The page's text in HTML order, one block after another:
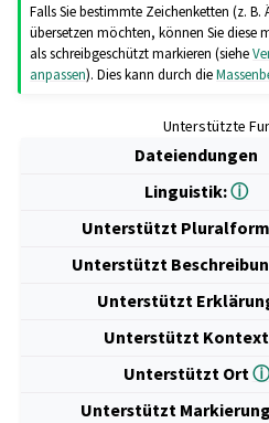
Falls Sie bestimmte Zeichenketten (z.
übersetzen möchten, können Sie diese
als schreibgeschützt markieren (siehe
anpassen). Dies kann durch die
Unterstützte
Dateiendungen
Linguistik:ⓘ
Unterstützt
Unterstützt
Unterstützt
Unterstützt Kontext
Unterstützt Ortⓘ
Unterstützt